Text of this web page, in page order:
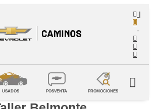
|
-
USADOS POSVENTA PROMOCIONES